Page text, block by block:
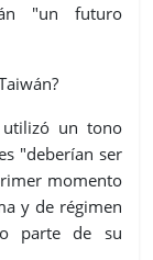
"un futuro
un tono
"deberían ser
momento
y de régimen
parte de su